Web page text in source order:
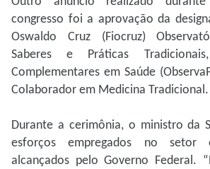
congresso foi a aprovação da
Oswaldo Cruz (Fiocruz)
Saberes e Práticas
Complementares em Saúde
Colaborador em Medicina Tradicional.
Durante a cerimônia, o ministro da
esforços empregados no setor
alcançados pelo Governo Federal.